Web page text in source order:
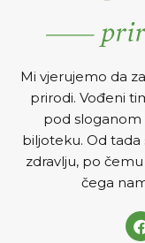
Mi vjerujemo da
prirodi. Vođeni
pod sloganom
biljoteku. Od
zdravlju, po
čega